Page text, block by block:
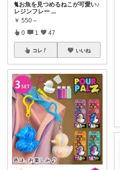
🐈お魚を見つめるねこが可愛い♪
レジンフレー ...
￥ 550～
0 1 47
コレ いいね